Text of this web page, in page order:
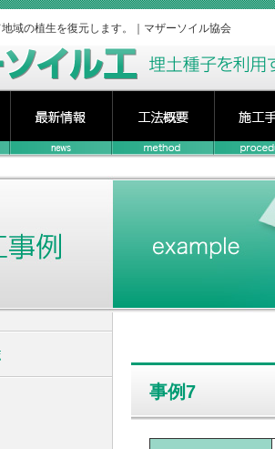
域の植生を復元します。｜マザーソイル協会
事例7